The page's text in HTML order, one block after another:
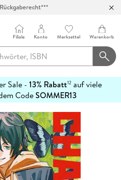
Filiale Konto Merkzettel Warenkorb
Sale - 13% Rabatt12 auf viele
CodeSOMMER13